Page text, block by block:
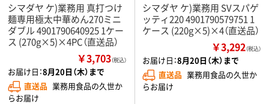
シマダヤ ケ)業務用 真打つけ
麺専用極太中華めん270ミニ
ダブル 4901790640925 1ケー
ス (270g×5)×4PC（直送品）
￥3,703（税込）
お届け日：8月20日（木）まで
直送品 業務用食品の久世か
らお届け
シマダヤ ケ)業務用 SVスパゲ
ッティ220 4901790579751 1
ケース (220g×5)×4（直送品）
￥3,292（税込）
お届け日：8月20日（木）まで
直送品 業務用食品の久世か
らお届け